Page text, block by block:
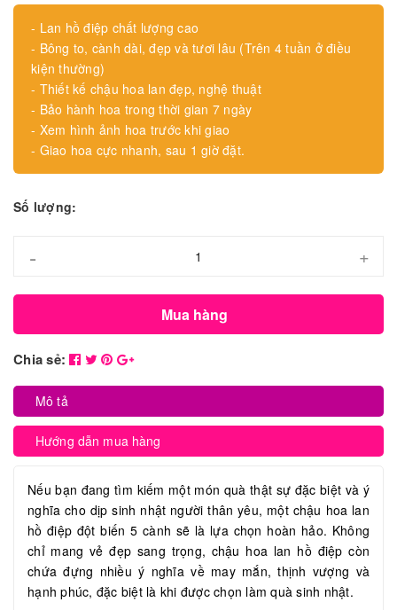
- Lan hồ điệp chất lượng cao
- Bông to, cành dài, đẹp và tươi lâu (Trên 4 tuần ở điều
kiện thường)
- Thiết kế chậu hoa lan đẹp, nghệ thuật
- Bảo hành hoa trong thời gian 7 ngày
- Xem hình ảnh hoa trước khi giao
- Giao hoa cực nhanh, sau 1 giờ đặt.
Số lượng:
- +
Mua hàng
Chia sẻ:
Mô tả
Hướng dẫn mua hàng
Nếu bạn đang tìm kiếm một món quà thật sự đặc biệt và ý
nghĩa cho dịp sinh nhật người thân yêu, một chậu hoa lan
hồ điệp đột biến 5 cành sẽ là lựa chọn hoàn hảo. Không
chỉ mang vẻ đẹp sang trọng, chậu hoa lan hồ điệp còn
chứa đựng nhiều ý nghĩa về may mắn, thịnh vượng và
hạnh phúc, đặc biệt là khi được chọn làm quà sinh nhật.